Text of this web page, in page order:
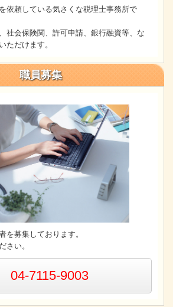
依頼している気さくな税理士事務所で
社会保険関、許可申請、銀行融資等、な
ただけます。
職員募集
を募集しております。
さい。
04-7115-9003